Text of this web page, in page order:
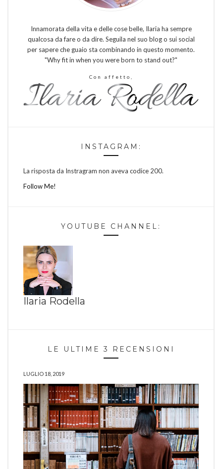
Innamorata della vita e delle cose belle, Ilaria ha sempre
qualcosa da fare o da dire. Seguila nel suo blog o sui social
per sapere che guaio sta combinando in questo momento.
"Why fit in when you were born to stand out?"
Con affetto,
INSTAGRAM:
La risposta da Instragram non aveva codice 200.
Follow Me!
YOUTUBE CHANNEL:
Ilaria Rodella
LE ULTIME 3 RECENSIONI
LUGLIO 18, 2019